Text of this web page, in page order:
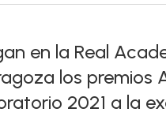
en la Real
los premios
2021 a la